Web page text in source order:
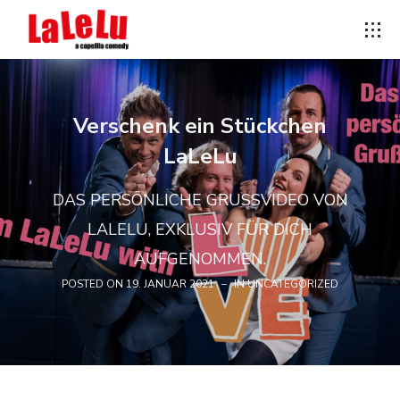
Verschenk ein Stückchen
LaLeLu
DAS PERSÖNLICHE GRUSSVIDEO VON L
ALELU, EXKLUSIV FÜR DICH A
UFGENOMMEN.
POSTED ON 19. JANUAR 2021 INUNCATEGORIZED